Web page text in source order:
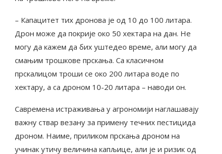
– Капацитет тих дронова је од 10 до 100 литара.
Дрон може да покрије око 50 хектара на дан. Не
могу да кажем да бих уштедео време, али могу да
смањим трошкове прскања. Са класичном
прскалицом троши се око 200 литара воде по
хектару, а са дроном 10-20 литара – наводи он.
Савремена истраживања у агрономији наглашавају
важну ствар везану за примену течних пестицида
дроном. Наиме, приликом прскања дроном на
учинак утичу величина капљице, али је и ризик од